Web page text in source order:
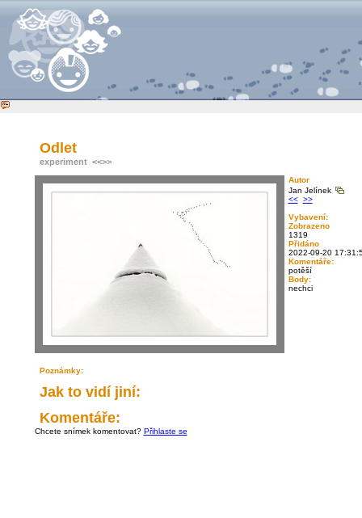
Odlet
experiment <<>>
Autor
Jan Jelínek
<< >>
Vybavení:
Zobrazeno
1319
Přidáno
2022-09-20
Komentáře:
potěší
Body:
nechci
Poznámky:
Jak to vidí jiní:
Komentáře:
Chcete snímek komentovat? Přihlaste se